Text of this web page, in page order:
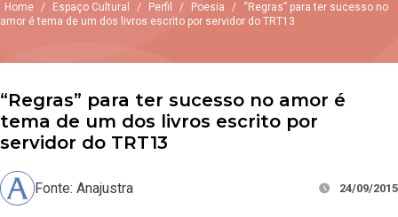
Home / Espaço Cultural / Perfil / Poesia /
“Regras” para ter sucesso no
amor é tema de um dos livros escrito por servidor do TRT13
“Regras” para ter sucesso no amor é
tema de um dos livros escrito por
servidor do TRT13
Fonte: Anajustra 24/09/2015